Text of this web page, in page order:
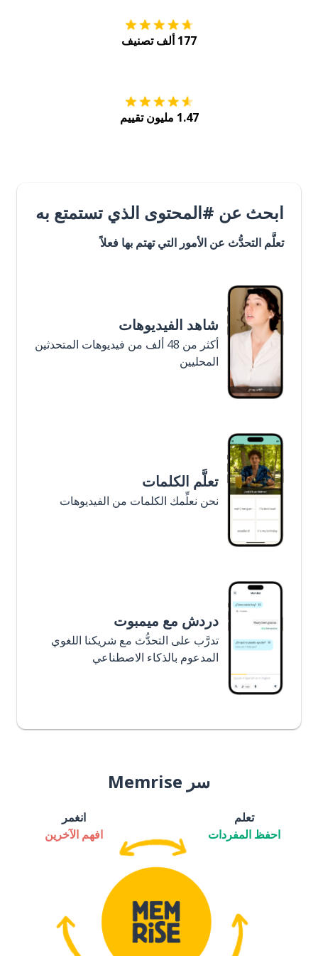
177 ألف تصنيف
1.47 مليون تقييم
ابحث عن #المحتوى الذي تستمتع به
تعلَّم التحدُّث عن الأمور التي تهتم بها فعلاً
شاهد الفيديوهات
أكثر من 48 ألف من فيديوهات المتحدثين
المحليين
تعلَّم الكلمات
نحن نعلِّمك الكلمات من الفيديوهات
دردش مع ميمبوت
تدرَّب على التحدُّث مع شريكنا اللغوي
المدعوم بالذكاء الاصطناعي
سر Memrise
تعلم
احفظ المفردات
انغمر
افهم الآخرين